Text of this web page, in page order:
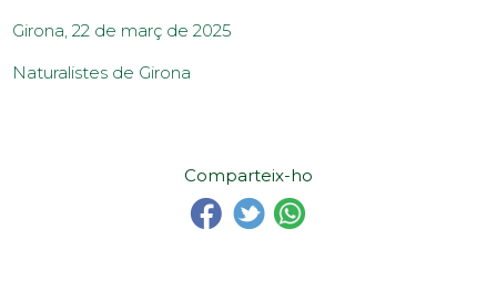
Girona, 22 de març de 2025
Naturalistes de Girona
Comparteix-ho